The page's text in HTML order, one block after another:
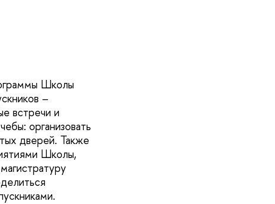
Школы
–
встречи и
организовать
дверей. Также
Школы,